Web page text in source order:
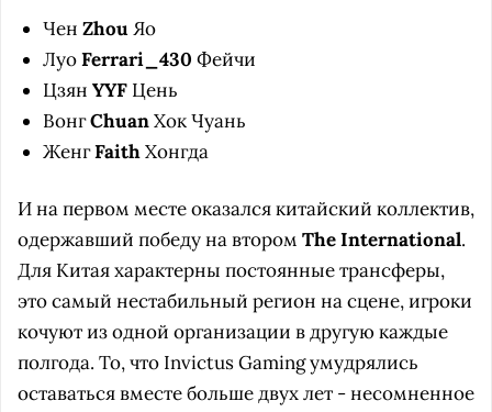
Чен ZhouЯо
ЛуоFerrari_430 Фейчи
Цзян YYF Цень
ВонгChuanХок Чуань
ЖенгFaithХонгда
И на первом месте оказался китайский коллектив,
одержавший победу на втором The International.
Для Китая характерны постоянные трансферы,
это самый нестабильный регион на сцене, игроки
кочуют из одной организации в другую каждые
полгода. То, что Invictus Gaming умудрялись
оставаться вместе больше двух лет - несомненное